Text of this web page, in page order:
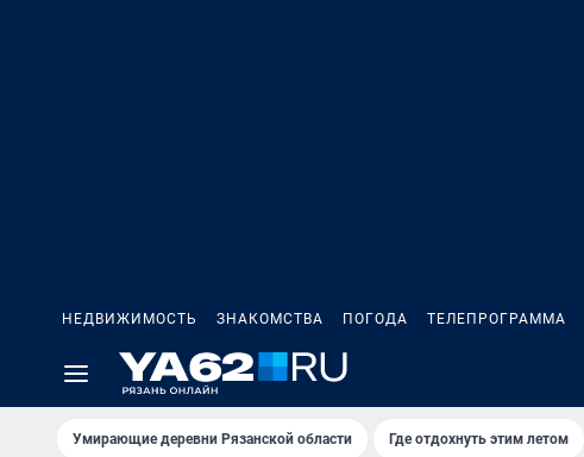
НЕДВИЖИМОСТЬ ЗНАКОМСТВА ПОГОДА ТЕЛЕПРОГРАММА
Умирающие деревни Рязанской области Где отдохнуть этим летом